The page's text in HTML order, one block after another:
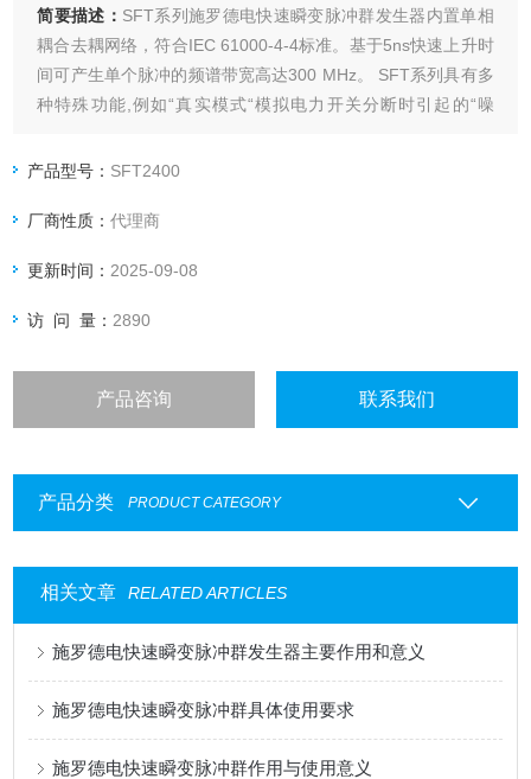
简要描述： SFT系列施罗德电快速瞬变脉冲群发生器内置单相
耦合去耦网络，符合IEC 61000-4-4标准。基于5ns快速上升时
间可产生单个脉冲的频谱带宽高达300 MHz。 SFT系列具有多
种特殊功能,例如“真实模式“模拟电力开关分断时引起的“噪
功能(提高或者降底的频率)是研究受试设备频率共振或饱和效
产品型号： SFT2400
厂商性质：代理商
更新时间： 2025-09-08
访 问 量： 2890
产品咨询 联系我们
产品分类 PRODUCT CATEGORY
相关文章 RELATED ARTICLES
施罗德电快速瞬变脉冲群发生器主要作用和意义
施罗德电快速瞬变脉冲群具体使用要求
施罗德电快速瞬变脉冲群作用与使用意义